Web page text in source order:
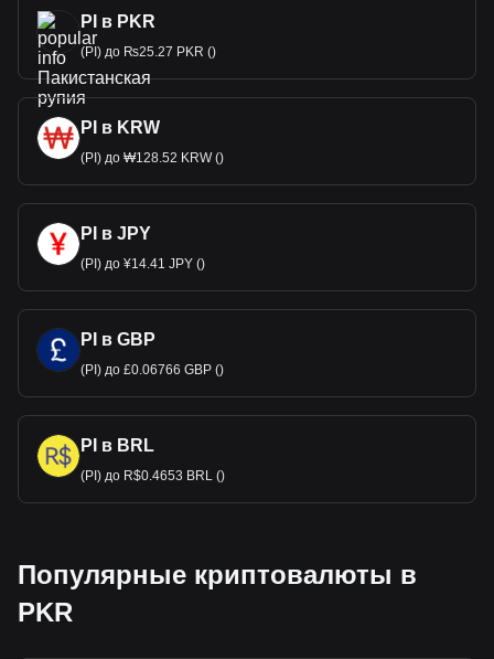
PI в PKR
(PI) до ₨25.27 PKR ()
PI в KRW
(PI) до ₩128.52 KRW ()
PI в JPY
(PI) до ¥14.41 JPY ()
PI в GBP
(PI) до £0.06766 GBP ()
PI в BRL
(PI) до R$0.4653 BRL ()
Популярные криптовалюты в
PKR